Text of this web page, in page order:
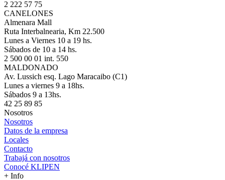
2 222 57 75
CANELONES
Almenara Mall
Ruta Interbalnearia, Km 22.500
Lunes a Viernes 10 a 19 hs.
Sábados de 10 a 14 hs.
2 500 00 01 int. 550
MALDONADO
Av. Lussich esq. Lago Maracaibo (C1)
Lunes a viernes 9 a 18hs.
Sábados 9 a 13hs.
42 25 89 85
Nosotros
Nosotros
Datos de la empresa
Locales
Contacto
Trabajá con nosotros
Conocé KLIPEN
+ Info